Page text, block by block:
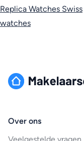
Replica Watches Swiss
watches
Over ons